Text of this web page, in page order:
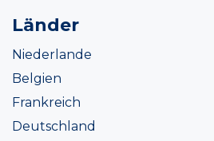
Länder
Niederlande
Belgien
Frankreich
Deutschland